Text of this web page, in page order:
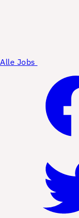
Alle Jobs